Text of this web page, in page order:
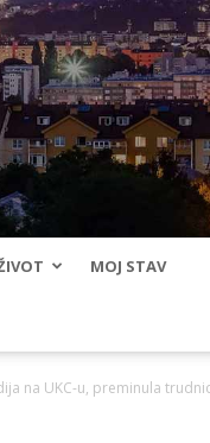
MOJ STAV
na UKC-u, preminula